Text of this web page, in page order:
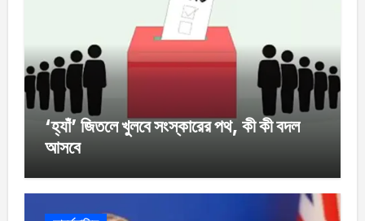
‘হ্যাঁ’ জিতলে খুলবে সংস্কারের পথ, কী কী বদল
আসবে